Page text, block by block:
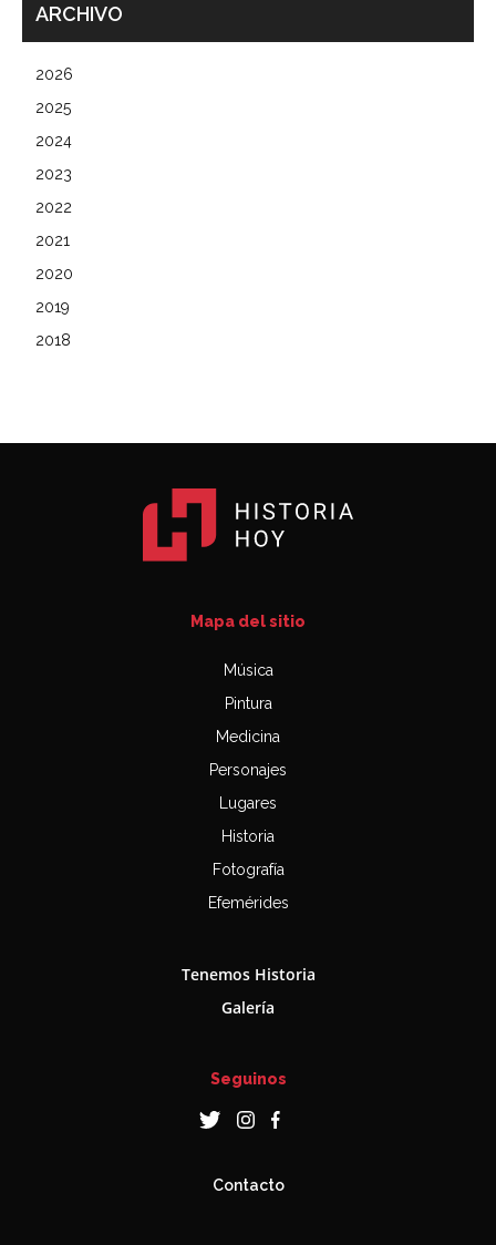
ARCHIVO
2026
2025
2024
2023
2022
2021
2020
2019
2018
Mapa del sitio
Música
Pintura
Medicina
Personajes
Lugares
Historia
Fotografía
Efemérides
Tenemos Historia
Galería
Seguinos
Contacto